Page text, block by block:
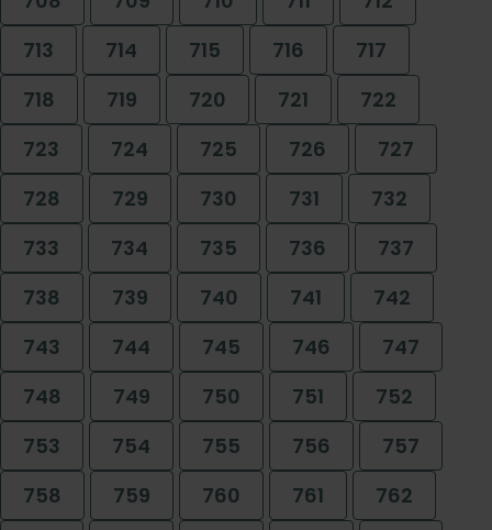
713
714 715 716
717
718
719 720 721
722
723
724 725 726
727
728
729 730 731
732
733
734 735 736
737
738
739 740 741
742
743
744 745 746
747
748
749 750 751
752
753
754 755 756
757
758
759 760 761
762